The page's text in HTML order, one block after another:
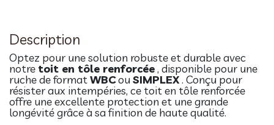
Description
Optez pour une solution robuste et durable avec
notre toit en tôle renforcée, disponible pour une
ruche de formatWBCou SIMPLEX. Conçu pour
résister aux intempéries, ce toit en tôle renforcée
offre une excellente protection et une grande
longévité grâce à sa finition de haute qualité.